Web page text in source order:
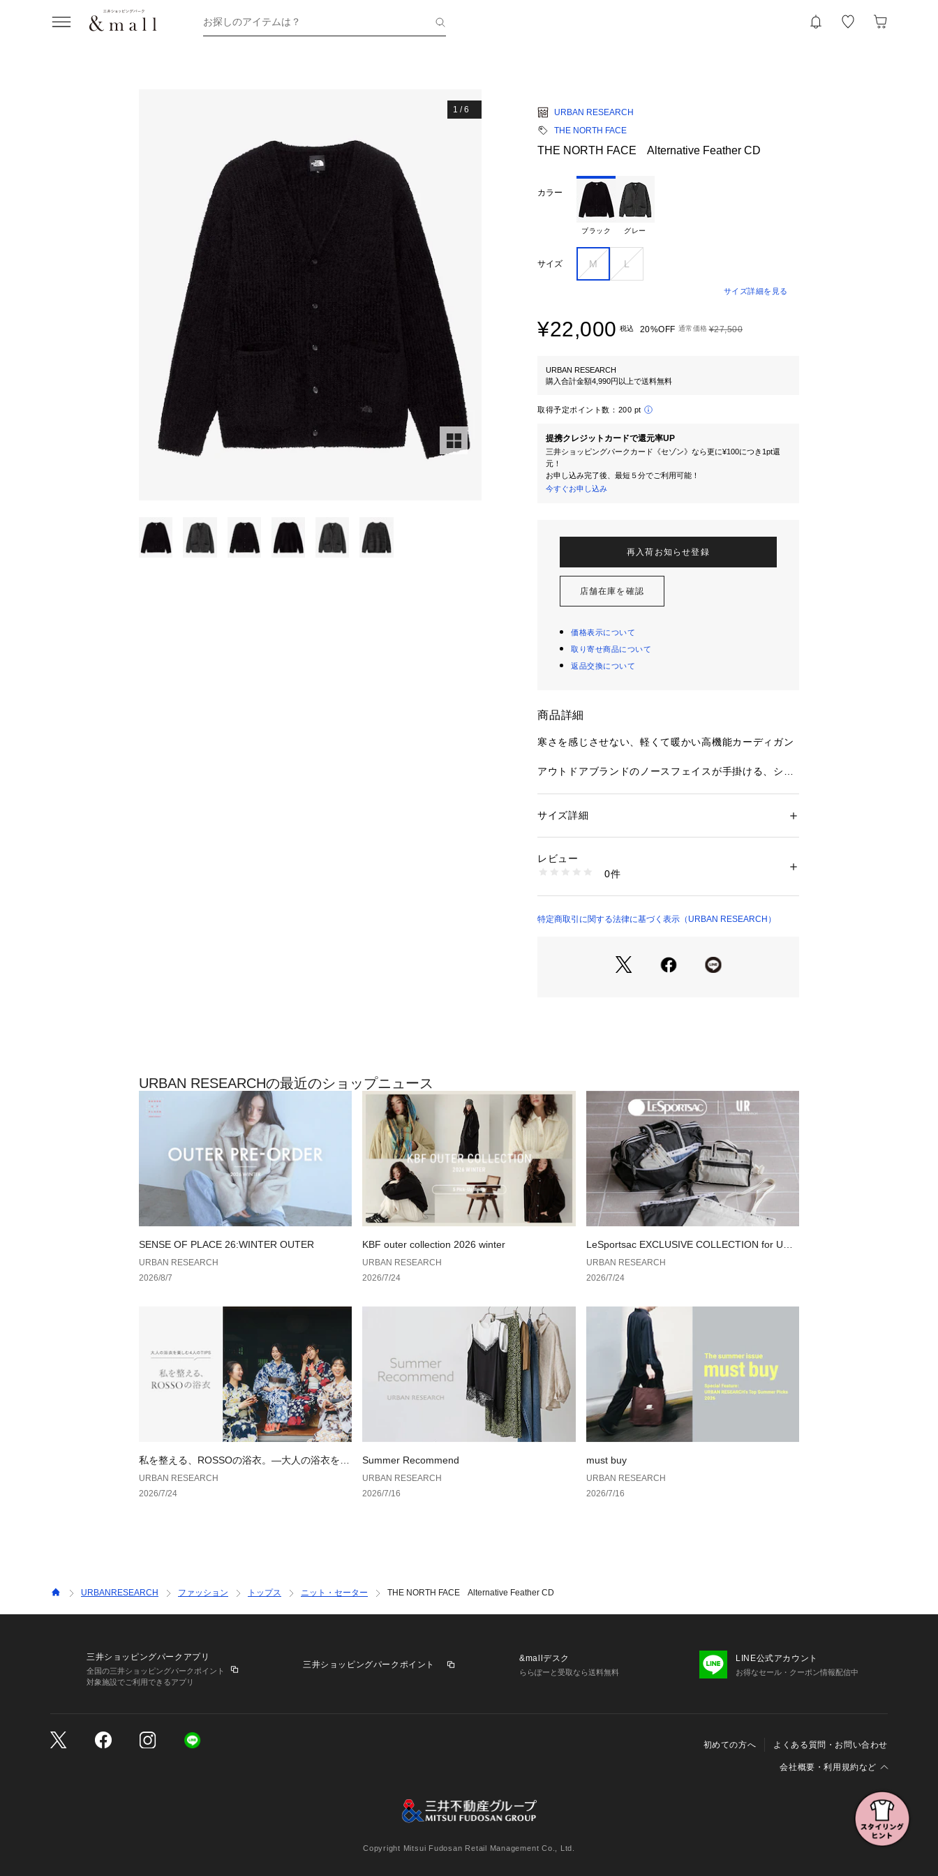
お探しのアイテムは？
1 /6
URBAN RESEARCH
THE NORTH FACE
THE NORTH FACE Alternative Feather CD
カラー
ブラック グレー
サイズ M L
サイズ詳細を見る
¥22,000 税込 20%OFF 通常価格 ¥27,500
URBAN RESEARCH
購入合計金額4,990円以上で送料無料
取得予定ポイント数： 200 pt
提携クレジットカードで還元率UP
三井ショッピングパークカード《セゾン》なら更に¥100につき1pt還
元！
お申し込み完了後、最短５分でご利用可能！
今すぐお申し込み
再入荷お知らせ登録
店舗在庫を確認
価格表示について
取り寄せ商品について
返品交換について
商品詳細
寒さを感じさせない、軽くて暖かい高機能カーディガン
アウトドアブランドのノースフェイスが手掛ける、シン
り、寒さが本格化するこれからの季節にぴったりです。
アウターとしても、コートのインナーとしても活躍す
ます。シンプルなデザインは、どんなコーディネートに
【THE NORTH FACE / ザノースフェイス】
【2025 Autumn/Winter】【25AW】
総重量 : 約570g
[メーカー表記サイズ]
M：胸囲88～96cm / 身長165～175cm
L：胸囲92～100cm / 身長170～180cm
※上記は、商品付属のメーカータグに記載されたサイズ
※商品画像は、光の当たり具合やパソコンなどの閲覧環
境により、実際の色味と異なって見える場合がございま
す。予めご了承ください。
※商品の色味の目安は、商品単体の画像をご参照くださ
い。
▼お気に入り登録のおすすめ▼
お気に入り登録された商品は、マイページにて現在の価
格情報や在庫状況の確認が可能です。
お買い物リストの管理にぜひご利用ください。
性別：メンズ
洗濯：-
※詳しい洗濯方法については、商品の品質表示タグをご覧くださ
商品番号：1650000129360 （モール）
サイズ詳細
レビュー
0件
特定商取引に関する法律に基づく表示（URBAN RESEARCH）
URBAN RESEARCHの最近のショップニュース
SENSE OF PLACE 26:WINTER OUTER
URBAN RESEARCH
2026/8/7
KBF outer collection 2026 winter
URBAN RESEARCH
2026/7/24
LeSportsac EXCLUSIVE COLLECTION for URB
AN RESEARCH
URBAN RESEARCH
2026/7/24
私を整える、ROSSOの浴衣。—大人の浴衣を楽
しむ、4人のTIPS—
URBAN RESEARCH
2026/7/24
Summer Recommend
URBAN RESEARCH
2026/7/16
must buy
URBAN RESEARCH
2026/7/16
URBANRESEARCH ファッション トップス ニット・セーター THE NORTH FACE Alternative Feather CD
三井ショッピングパークアプリ
全国の三井ショッピングパークポイント
対象施設でご利用できるアプリ
三井ショッピングパークポイント
&mallデスク
ららぽーと受取なら送料無料
LINE公式アカウント
お得なセール・クーポン情報配信中
初めての方へ よくある質問・お問い合わせ
会社概要・利用規約など
特定商取引に関する法律に基づく表示
個人情報保護方針 個人情報の取り扱いについて
Cookieおよびアクセスログについて
三井不動産グループ ソーシャルメディアガイドライン
Copyright Mitsui Fudosan Retail Management Co., Ltd.